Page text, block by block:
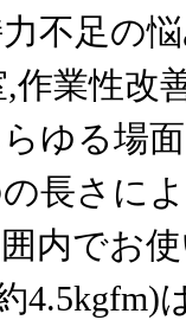
不足の
作業性改
ゆる場
長さに
内でお